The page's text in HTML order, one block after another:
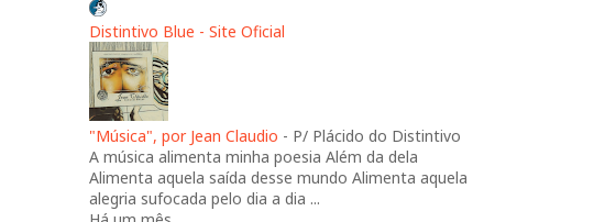
Distintivo Blue - Site Oficial
"Música", por Jean Claudio - P/ Plácido do Distintivo
A música alimenta minha poesia Além da dela
Alimenta aquela saída desse mundo Alimenta aquela
alegria sufocada pelo dia a dia ...